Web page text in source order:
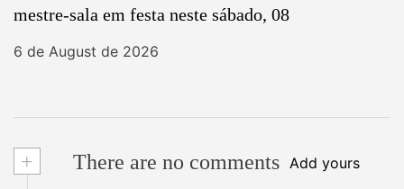
mestre-sala em festa neste sábado, 08
6 de August de 2026
+ There are no comments Add yours